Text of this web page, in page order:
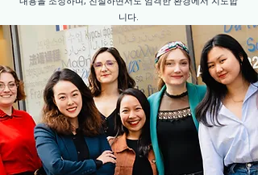
니다.